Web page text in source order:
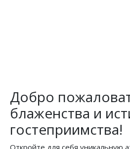
Добро
блаженства и
гостеприимства!
Откройте для себя уникальную